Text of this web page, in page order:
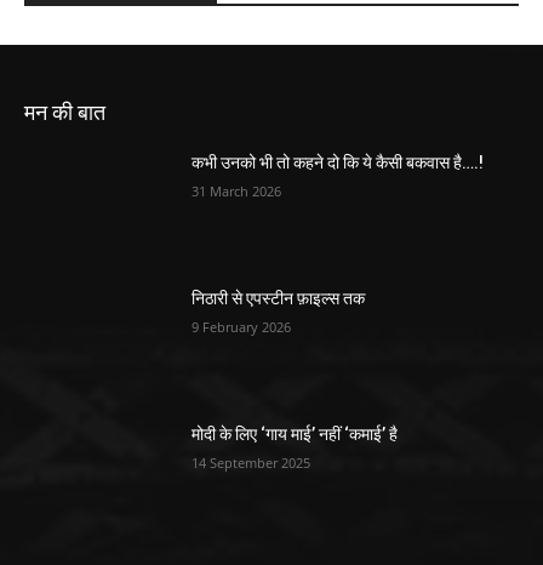
मन की बात
कभी उनको भी तो कहने दो कि ये कैसी बकवास है….!
31 March 2026
निठारी से एपस्टीन फ़ाइल्स तक
9 February 2026
मोदी के लिए ‘गाय माई’ नहीं ‘कमाई’ है
14 September 2025